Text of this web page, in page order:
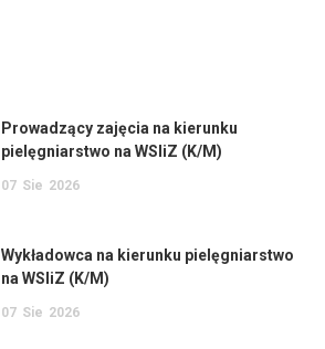
Prowadzący zajęcia na kierunku
pielęgniarstwo na WSIiZ (K/M)
07 Sie 2026
Wykładowca na kierunku pielęgniarstwo
na WSIiZ (K/M)
07 Sie 2026